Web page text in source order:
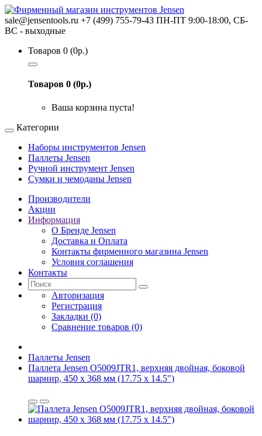
sale@jensentools.ru +7 (499) 755-79-43 ПН-ПТ 9:00-18:00, СБ-
ВС - выходные
Товаров 0 (0р.)
Товаров 0 (0р.)
Ваша корзина пуста!
Категории
Наборы инструментов Jensen
Паллеты Jensen
Ручной инструмент Jensen
Сумки и чемоданы Jensen
Производители
Акции
Информация
О Бренде Jensen
Доставка и Оплата
Контакты фирменного магазина Jensen
Условия соглашения
Контакты
Авторизация
Регистрация
Закладки (0)
Сравнение товаров (0)
Паллеты Jensen
Паллета Jensen O5009JTR1, верхняя двойная, боковой
шарнир, 450 х 368 мм (17.75 x 14.5")